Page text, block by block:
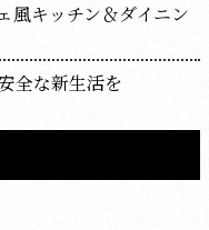
風キッチン＆ダイニン
全な新生活を